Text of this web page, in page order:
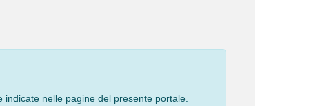
nelle pagine del presente portale.